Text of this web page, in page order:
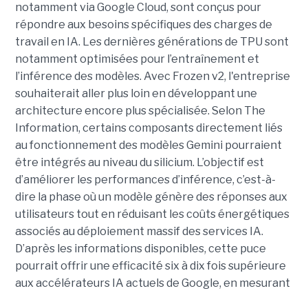
notamment via Google Cloud, sont conçus pour
répondre aux besoins spécifiques des charges de
travail en IA. Les dernières générations de TPU sont
notamment optimisées pour l’entraînement et
l’inférence des modèles. Avec Frozen v2, l'entreprise
souhaiterait aller plus loin en développant une
architecture encore plus spécialisée. Selon The
Information, certains composants directement liés
au fonctionnement des modèles Gemini pourraient
être intégrés au niveau du silicium. L’objectif est
d’améliorer les performances d’inférence, c’est-à-
dire la phase où un modèle génère des réponses aux
utilisateurs tout en réduisant les coûts énergétiques
associés au déploiement massif des services IA.
D’après les informations disponibles, cette puce
pourrait offrir une efficacité six à dix fois supérieure
aux accélérateurs IA actuels de Google, en mesurant